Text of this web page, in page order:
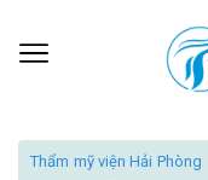
Thẩm mỹ viện Hải Phòng